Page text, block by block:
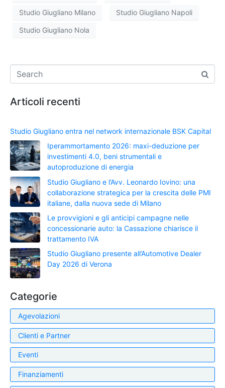
Studio Giugliano Milano Studio Giugliano Napoli
Studio Giugliano Nola
Articoli recenti
Studio Giugliano entra nel network internazionale BSK Capital
Iperammortamento 2026: maxi-deduzione per
investimenti 4.0, beni strumentali e
autoproduzione di energia
Studio Giugliano e l’Avv. Leonardo Iovino: una
collaborazione strategica per la crescita delle PMI
italiane, dalla nuova sede di Milano
Le provvigioni e gli anticipi campagne nelle
concessionarie auto: la Cassazione chiarisce il
trattamento IVA
Studio Giugliano presente all’Automotive Dealer
Day 2026 di Verona
Categorie
Agevolazioni
Clienti e Partner
Eventi
Finanziamenti